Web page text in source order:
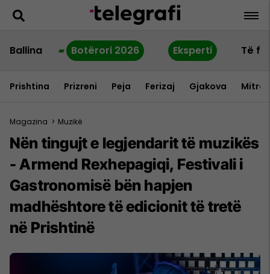
Ballina Botërori 2026 Eksperti Të
Prishtina Prizreni Peja Ferizaj Gjakova
Magazina > Muzikë
Nën tingujt e legjendarit të muzikës
- Armend Rexhepagiqi, Festivali i
Gastronomisë bën hapjen
madhështore të edicionit të tretë
në Prishtinë